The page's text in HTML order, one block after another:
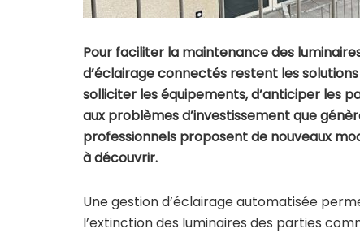
Pour faciliter la maintenance des
d’éclairage connectés restent les
solliciter les équipements, d’anticiper les
aux problèmes d’investissement que
professionnels proposent de nouveaux
à découvrir.
Une gestion d’éclairage automatisée
l’extinction des luminaires des parties